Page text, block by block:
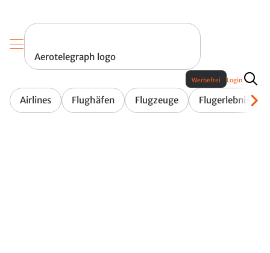
Aerotelegraph logo
Airlines Flughäfen Flugzeuge Flugerlebnis
Werbefrei Login